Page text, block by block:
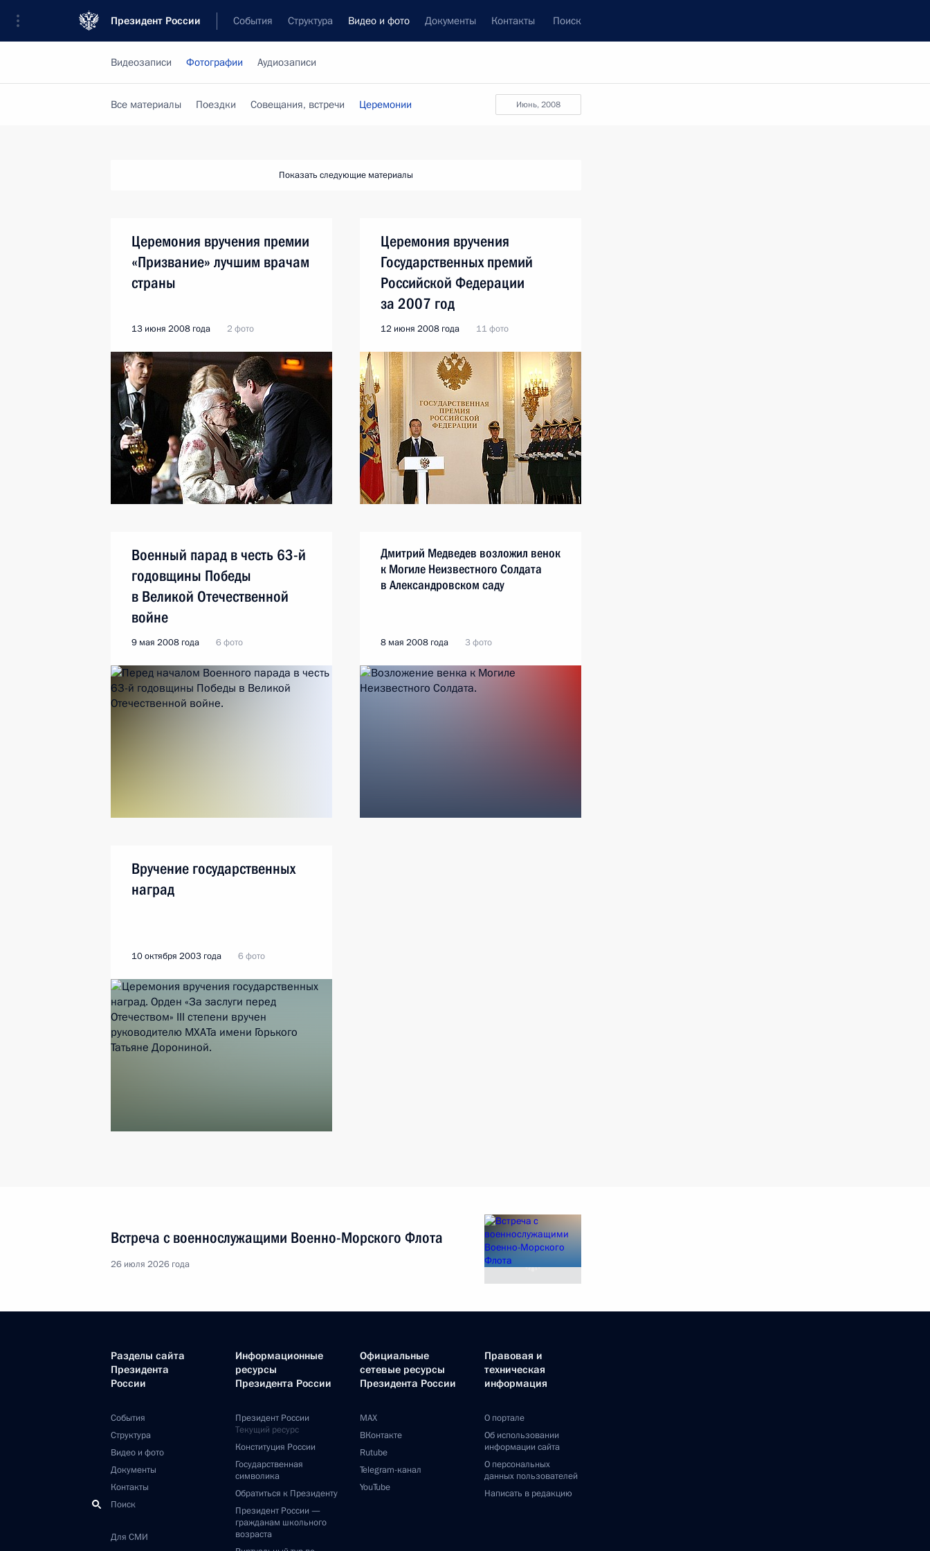
Президент России События Структура Видео и фото Документы Контакты Поиск
Видеозаписи Фотографии Аудиозаписи
июнь, 2008
Все материалы Поездки Совещания, встречи Церемонии
Показать следующие материалы
Церемония вручения премии
«Призвание» лучшим врачам
страны
13 июня 2008 года 2 фото
Церемония вручения
Государственных премий
Российской Федерации
за 2007 год
12 июня 2008 года 11 фото
Военный парад в честь 63-й
годовщины Победы
в Великой Отечественной
войне
9 мая 2008 года 6 фото
Дмитрий Медведев возложил венок
к Могиле Неизвестного Солдата
в Александровском саду
8 мая 2008 года 3 фото
Вручение государственных
наград
10 октября 2003 года 6 фото
Встреча с военнослужащими Военно-Морского Флота
26 июля 2026 года
Разделы сайта
Президента
России
События
Структура
Видео и фото
Документы
Контакты
Поиск
Для СМИ
Информационные
ресурсы
Президента России
Президент России
Текущий ресурс
Конституция России
Государственная
символика
Обратиться к Президенту
Президент России —
гражданам школьного
возраста
Официальные
сетевые ресурсы
Президента России
MAX
ВКонтакте
Rutube
Telegram-канал
YouTube
Правовая и
техническая
информация
О портале
Об использовании
информации сайта
О персональных
данных пользователей
Написать в редакцию